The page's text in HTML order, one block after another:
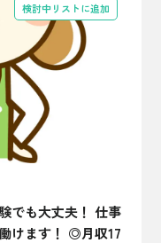
検討中リストに追加
でも大丈夫！ 仕事
けます！ ◎月収17